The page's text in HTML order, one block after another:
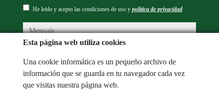
He leído y acepto las condiciones de uso y política de privacidad
mensaje
Captcha
Esta página web utiliza cookies
Una cookie informática es un pequeño archivo de
información que se guarda en tu navegador cada vez
que visitas nuestra página web.